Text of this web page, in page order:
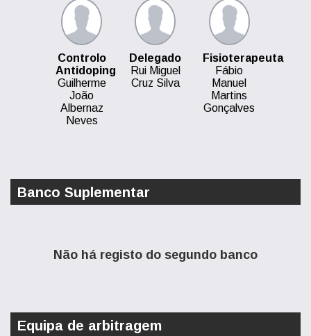
Controlo
Antidoping
Guilherme
João
Albernaz
Neves
Delegado
Rui Miguel
Cruz Silva
Fisioterapeuta
Fábio
Manuel
Martins
Gonçalves
Banco Suplementar
Não há registo do segundo banco
Equipa de arbitragem